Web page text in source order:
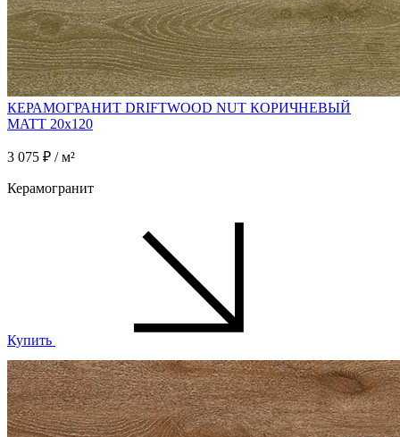
КЕРАМОГРАНИТ DRIFTWOOD NUT КОРИЧНЕВЫЙ
MATT 20x120
3 075 ₽ / м²
Керамогранит
Купить